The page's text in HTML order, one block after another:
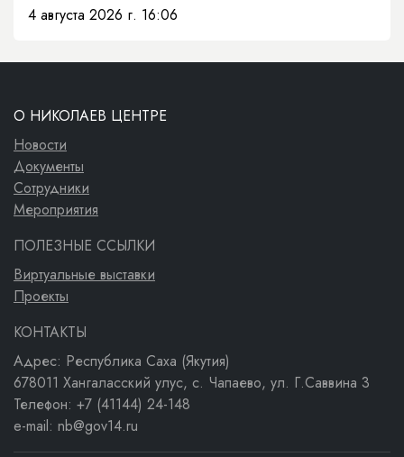
4 августа 2026 г. 16:06
О НИКОЛАЕВ ЦЕНТРЕ
Новости
Документы
Сотрудники
Мероприятия
ПОЛЕЗНЫЕ ССЫЛКИ
Виртуальные выставки
Проекты
КОНТАКТЫ
Адрес: Республика Саха (Якутия)
678011 Хангаласский улус, с. Чапаево, ул. Г.Саввина 3
Телефон: +7 (41144) 24-148
e-mail: nb@gov14.ru